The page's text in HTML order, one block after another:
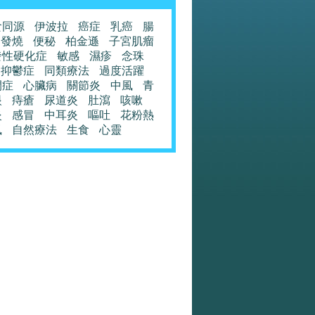
源 伊波拉 癌症 乳癌
腸
發燒
便秘 柏金遜
子宮肌瘤
硬化症
敏感 濕疹
念珠
抑鬱症
同類療法
過度活躍
心臟病 關節炎 中風
青
痔瘡 尿道炎 肚瀉
咳嗽
感冒 中耳炎 嘔吐
花粉熱
自然療法 生食 心靈